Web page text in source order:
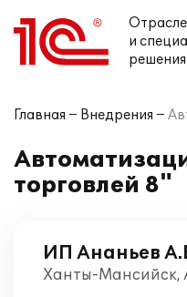
и
решения
Главная Внедрения
торговлей 8"
ИП Ананьев
Ханты-Мансийск,